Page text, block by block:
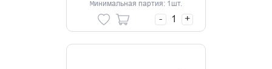
Минимальная партия: 1шт.
- +